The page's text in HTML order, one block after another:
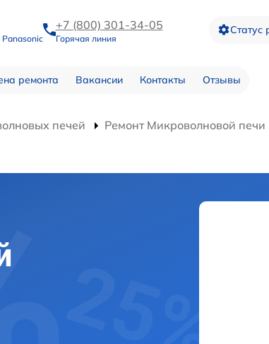
Panasonic
+7 (800) 301-34-05
Горячая линия
Статус
ремонта Вакансии Контакты Отзывы
печей
Ремонт Микроволновой печи